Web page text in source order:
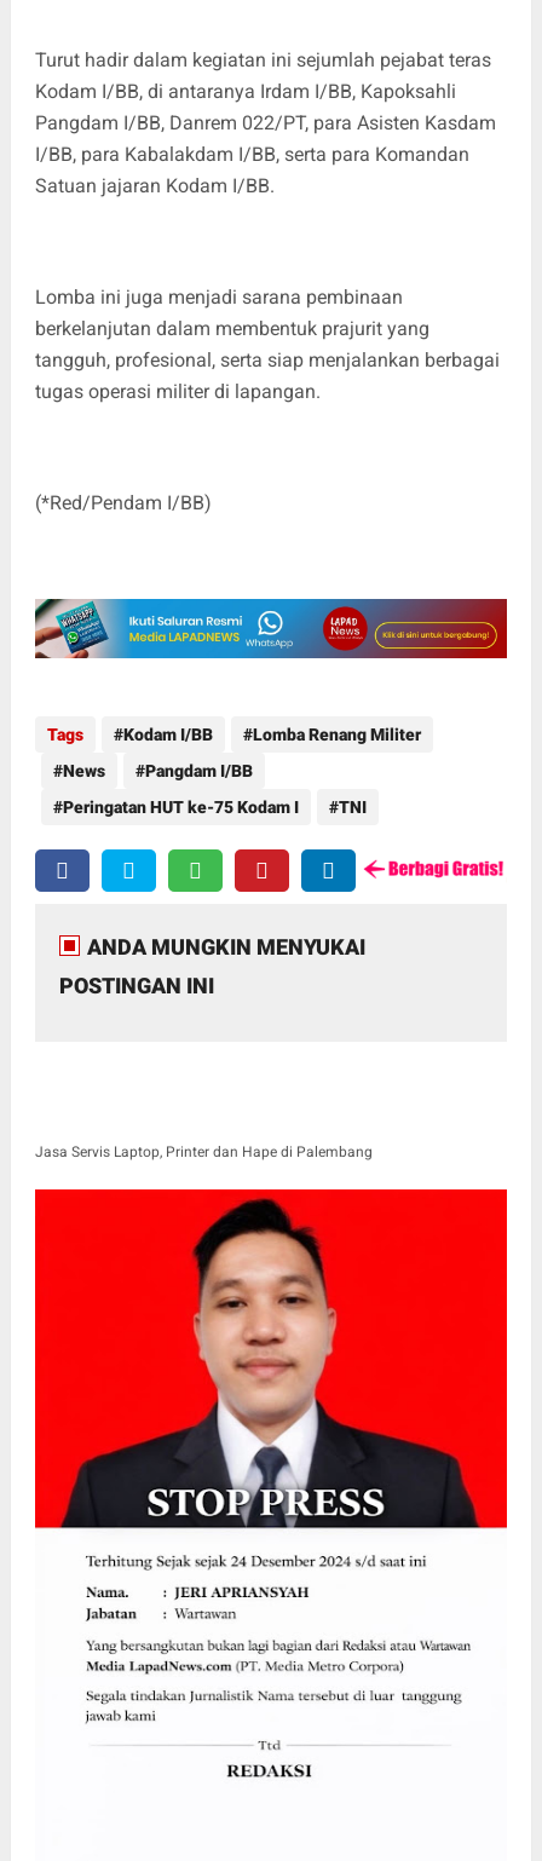
Turut hadir dalam kegiatan ini sejumlah pejabat teras
Kodam I/BB, di antaranya Irdam I/BB, Kapoksahli
Pangdam I/BB, Danrem 022/PT, para Asisten Kasdam
I/BB, para Kabalakdam I/BB, serta para Komandan
Satuan jajaran Kodam I/BB.
Lomba ini juga menjadi sarana pembinaan
berkelanjutan dalam membentuk prajurit yang
tangguh, profesional, serta siap menjalankan berbagai
tugas operasi militer di lapangan.
(*Red/Pendam I/BB)
Tags Kodam I/BB
Lomba Renang Militer
News
Pangdam I/BB
Peringatan HUT ke-75 Kodam I
TNI
ANDA MUNGKIN MENYUKAI
POSTINGAN INI
Jasa Servis Laptop, Printer dan Hape di Palembang